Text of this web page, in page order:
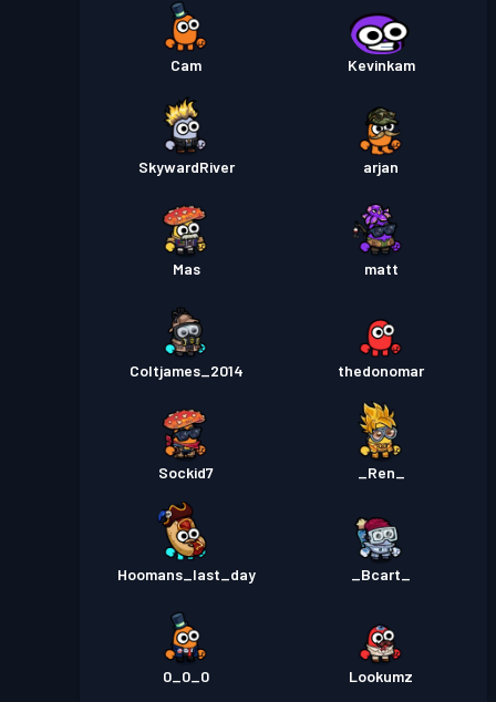
Cam Kevinkam
SkywardRiver arjan
Mas matt
Coltjames_2014 thedonomar
Sockid7 _Ren_
Hoomans_last_day _Bcart_
0_0_0 Lookumz